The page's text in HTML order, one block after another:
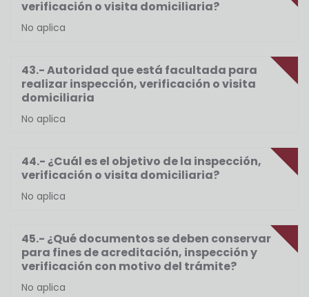
verificación o visita domiciliaria?
No aplica
43.- Autoridad que está facultada para
realizar inspección, verificación o visita
domiciliaria
No aplica
44.- ¿Cuál es el objetivo de la inspección,
verificación o visita domiciliaria?
No aplica
45.- ¿Qué documentos se deben conservar
para fines de acreditación, inspección y
verificación con motivo del trámite?
No aplica